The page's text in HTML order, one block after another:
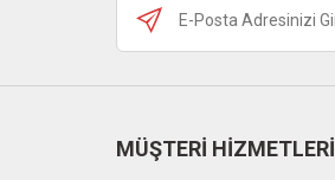
Gönder
MÜŞTERİ HİZMETLERİ